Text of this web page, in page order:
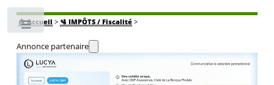
🏠Accueil > 🛂 IMPÔTS / Fiscalité>
Annonce partenaire
Toggle